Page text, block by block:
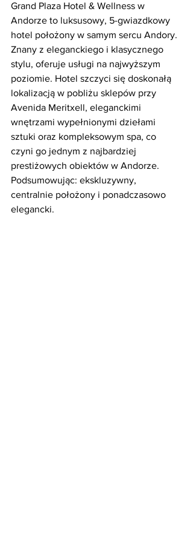
Grand Plaza Hotel & Wellness w
Andorze to luksusowy, 5-gwiazdkowy
hotel położony w samym sercu Andory.
Znany z eleganckiego i klasycznego
stylu, oferuje usługi na najwyższym
poziomie. Hotel szczyci się doskonałą
lokalizacją w pobliżu sklepów przy
Avenida Meritxell, eleganckimi
wnętrzami wypełnionymi dziełami
sztuki oraz kompleksowym spa, co
czyni go jednym z najbardziej
prestiżowych obiektów w Andorze.
Podsumowując: ekskluzywny,
centralnie położony i ponadczasowo
elegancki.